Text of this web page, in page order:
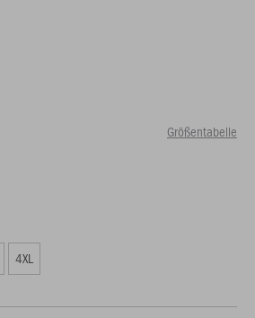
Größentabelle
4XL